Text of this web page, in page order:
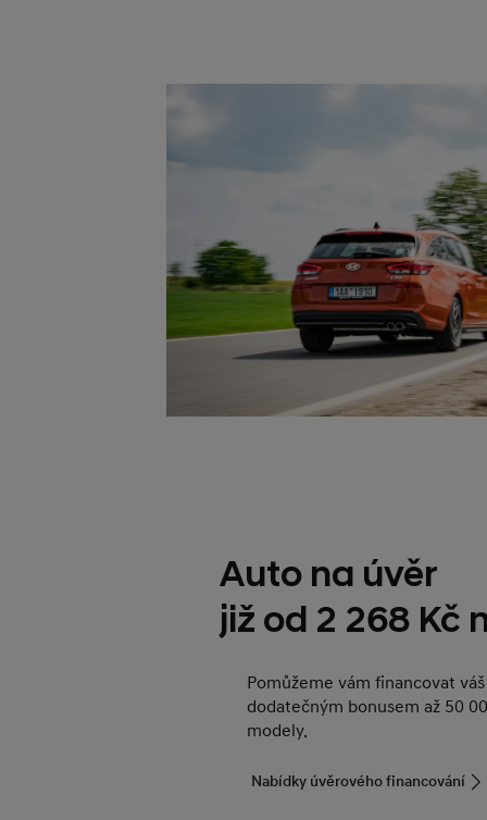
Auto na úvěr
již od 2 268 Kč
Pomůžeme vám financovat
dodatečným bonusem až 50
modely.
Nabídky úvěrového financování